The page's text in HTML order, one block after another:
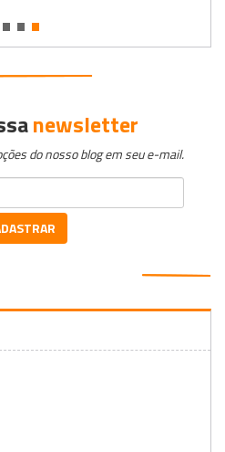
•••
newsletter
do nosso blog em seu e-mail.